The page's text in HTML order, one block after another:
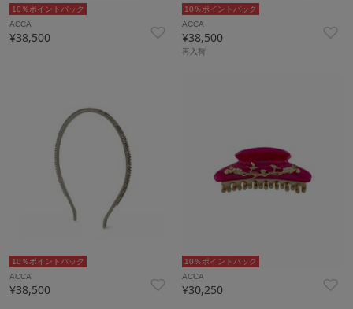
10％ポイントバック
ACCA
¥38,500
10％ポイントバック
ACCA
¥38,500
再入荷
10％ポイントバック
ACCA
¥38,500
10％ポイントバック
ACCA
¥30,250